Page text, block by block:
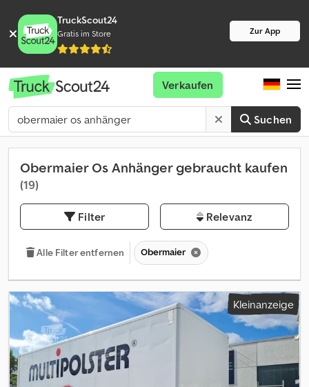
TruckScout24
Gratis im Store Zur App
Suchen
Verkaufen
Obermaier Os Anhänger gebraucht kaufen
(19)
Filter Relevanz
Alle Filter entfernen Obermaier
Kleinanzeige